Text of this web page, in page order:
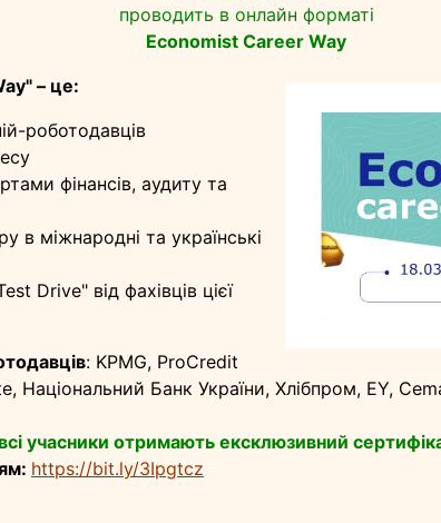
проводить в онлайн форматі
Economist Career Way
– це:
роботодавців
фінансів, аудиту та
в міжнародні та українські
Drive" від фахівців цієї
: KPMG, ProCredit
Національний Банк України, Хлібпром, EY,
учасники отримають ексклюзивний
https://bit.ly/3Ipgtcz